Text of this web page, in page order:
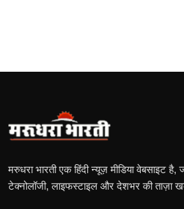
मरुधरा भारती एक हिंदी न्यूज़ मीडिया वेबसाइट
टेक्नोलॉजी, लाइफस्टाइल और देशभर की ताज़ा